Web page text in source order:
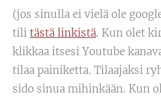
(jos sinulla ei vielä ole
tili tästä linkistä. Kun olet
klikkaa itsesi Youtube
tilaa painiketta. Tilaajaksi
sido sinua mihinkään. Kun